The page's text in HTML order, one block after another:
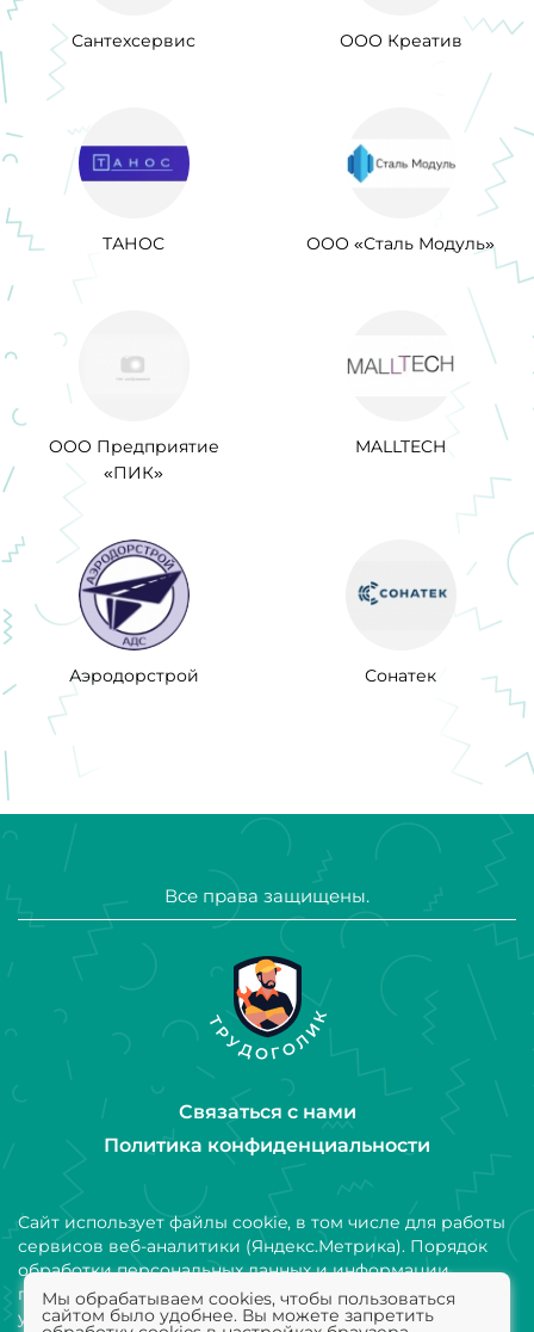
Сантехсервис ООО Креатив
ТАНОС ООО «Сталь Модуль»
OOO Предприятие
«ПИК»
MALLTECH
Аэродорстрой Сонатек
Все права защищены.
Связаться с нами
Политика конфиденциальности
Сайт использует файлы cookie, в том числе для работы
сервисов веб-аналитики (Яндекс.Метрика). Порядок
обработки персональных данных и информации,
получаемой с использованием файлов cookie,
установлен Политикой конфиденциальности
Мы обрабатываем cookies, чтобы пользоваться
сайтом было удобнее. Вы можете запретить